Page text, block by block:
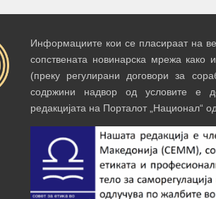
Информациите кои се пласираат на
сопствената новинарска мрежа како
(преку регулирани договори за
содржини надвор од условите е
редакцијата на Порталот „Национал“